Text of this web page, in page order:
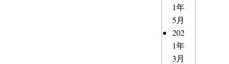
1年
5月
202
1年
3月